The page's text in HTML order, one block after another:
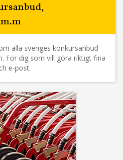
alla sveriges konkursanbud
För dig som vill göra riktigt fina
e-post.